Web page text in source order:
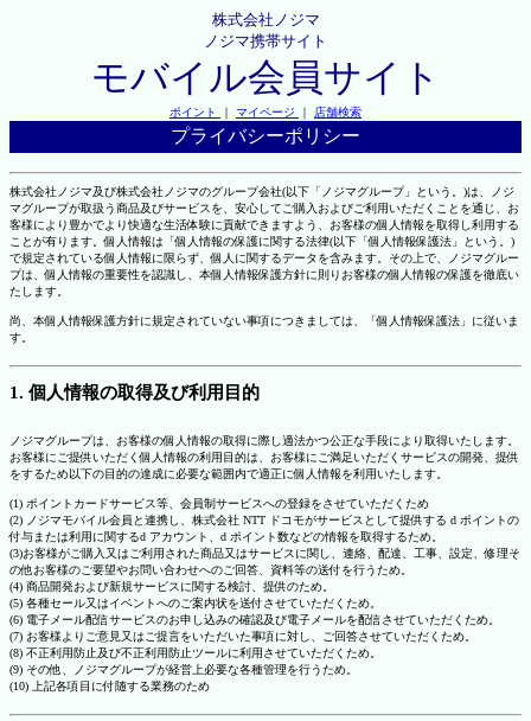
株式会社ノジマ
ノジマ携帯サイト
モバイル会員サイト
ポイント ｜ マイページ ｜ 店舗検索
プライバシーポリシー
株式会社ノジマ及び株式会社ノジマのグループ会社(以下「ノジマグループ」という。)は、ノジ
マグループが取扱う商品及びサービスを、安心してご購入およびご利用いただくことを通じ、お
客様により豊かでより快適な生活体験に貢献できますよう、お客様の個人情報を取得し利用する
ことが有ります。個人情報は「個人情報の保護に関する法律(以下「個人情報保護法」という。)
で規定されている個人情報に限らず、個人に関するデータを含みます。その上で、ノジマグルー
プは、個人情報の重要性を認識し、本個人情報保護方針に則りお客様の個人情報の保護を徹底い
たします。
尚、本個人情報保護方針に規定されていない事項につきましては、「個人情報保護法」に従いま
す。
1. 個人情報の取得及び利用目的
ノジマグループは、お客様の個人情報の取得に際し適法かつ公正な手段により取得いたします。
お客様にご提供いただく個人情報の利用目的は、お客様にご満足いただくサービスの開発、提供
をするため以下の目的の達成に必要な範囲内で適正に個人情報を利用いたします。
(1) ポイントカードサービス等、会員制サービスへの登録をさせていただくため
(2) ノジマモバイル会員と連携し、株式会社 NTT ドコモがサービスとして提供する d ポイントの
付与または利用に関するd アカウント、d ポイント数などの情報を取得するため。
(3)お客様がご購入又はご利用された商品又はサービスに関し、連絡、配達、工事、設定、修理そ
の他お客様のご要望やお問い合わせへのご回答、資料等の送付を行うため。
(4) 商品開発および新規サービスに関する検討、提供のため。
(5) 各種セール又はイベントへのご案内状を送付させていただくため。
(6) 電子メール配信サービスのお申し込みの確認及び電子メールを配信させていただくため。
(7) お客様よりご意見又はご提言をいただいた事項に対し、ご回答させていただくため。
(8) 不正利用防止及び不正利用防止ツールに利用させていただくため。
(9) その他、ノジマグループが経営上必要な各種管理を行うため。
(10) 上記各項目に付随する業務のため